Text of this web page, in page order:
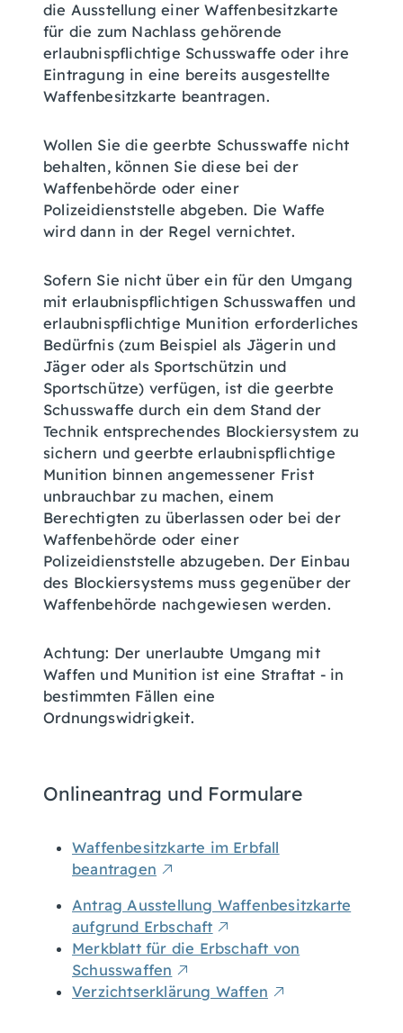
die Ausstellung einer Waffenbesitzkarte
für die zum Nachlass gehörende
erlaubnispflichtige Schusswaffe oder ihre
Eintragung in eine bereits ausgestellte
Waffenbesitzkarte beantragen.
Wollen Sie die geerbte Schusswaffe nicht
behalten, können Sie diese bei der
Waffenbehörde oder einer
Polizeidienststelle abgeben. Die Waffe
wird dann in der Regel vernichtet.
Sofern Sie nicht über ein für den Umgang
mit erlaubnispflichtigen Schusswaffen und
erlaubnispflichtige Munition erforderliches
Bedürfnis (zum Beispiel als Jägerin und
Jäger oder als Sportschützin und
Sportschütze) verfügen, ist die geerbte
Schusswaffe durch ein dem Stand der
Technik entsprechendes Blockiersystem zu
sichern und geerbte erlaubnispflichtige
Munition binnen angemessener Frist
unbrauchbar zu machen, einem
Berechtigten zu überlassen oder bei der
Waffenbehörde oder einer
Polizeidienststelle abzugeben. Der Einbau
des Blockiersystems muss gegenüber der
Waffenbehörde nachgewiesen werden.
Achtung: Der unerlaubte Umgang mit
Waffen und Munition ist eine Straftat - in
bestimmten Fällen eine
Ordnungswidrigkeit.
Onlineantrag und Formulare
Waffenbesitzkarte im Erbfall
beantragen
Antrag Ausstellung Waffenbesitzkarte
aufgrund Erbschaft
Merkblatt für die Erbschaft von
Schusswaffen
Verzichtserklärung Waffen